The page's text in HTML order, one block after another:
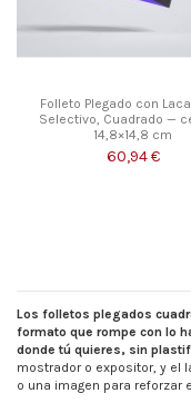
Folleto Plegado con
Selectivo, Cuadrado —
14,8×14,8 cm
60,94 €
Los folletos plegados
formato que rompe con lo
donde tú quieres, sin
mostrador o expositor, y el
o una imagen para reforzar